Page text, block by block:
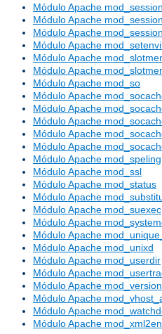
Módulo Apache
Módulo Apache
Módulo Apache
Módulo Apache
Módulo Apache
Módulo Apache
Módulo Apache mod_so
Módulo Apache
Módulo Apache
Módulo Apache
Módulo Apache
Módulo Apache
Módulo Apache mod_speling
Módulo Apache mod_ssl
Módulo Apache mod_status
Módulo Apache
Módulo Apache mod_suexec
Módulo Apache
Módulo Apache
Módulo Apache mod_unixd
Módulo Apache mod_userdir
Módulo Apache
Módulo Apache mod_version
Módulo Apache
Módulo Apache
Módulo Apache